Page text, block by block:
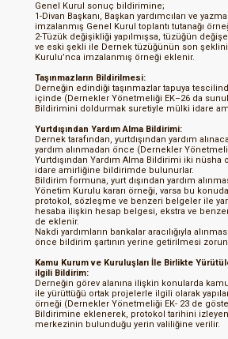
Genel Kurul sonuç bildirimine;
1-Divan Başkanı, Başkan yardımcıları ve
imzalanmış Genel Kurul toplantı tutanağı
2-Tüzük değişikliği yapılmışsa, tüzüğün
ve eski şekli ile Dernek tüzüğünün son
Kurulu’nca imzalanmış örneği eklenir.
Taşınmazların Bildirilmesi:
Derneğin edindiği taşınmazlar tapuya
içinde (Dernekler Yönetmeliği EK–26 da
Bildirimini doldurmak suretiyle mülki idare
Yurtdışından Yardım Alma Bildirimi:
Dernek tarafından, yurtdışından yardım
yardım alınmadan önce (Dernekler
Yurtdışından Yardım Alma Bildirimi iki
idare amirliğine bildirimde bulunurlar.
Bildirim formuna, yurt dışından yardım
Yönetim Kurulu kararı örneği, varsa bu
protokol, sözleşme ve benzeri belgeler ile
hesaba ilişkin hesap belgesi, ekstra ve
de eklenir.
Nakdi yardımların bankalar aracılığıyla
önce bildirim şartının yerine getirilmesi
Kamu Kurum ve Kuruluşları İle Birlikte
ilgili Bildirim:
Derneğin görev alanına ilişkin konularda
ile yürüttüğü ortak projelerle ilgili olarak
örneği (Dernekler Yönetmeliği EK- 23 de
Bildirimine eklenerek, protokol tarihini
merkezinin bulunduğu yerin valiliğine verilir.